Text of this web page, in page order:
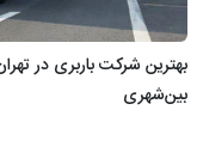
بهترین شرکت باربری در
بین‌شهری